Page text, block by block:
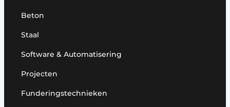
Beton
Staal
Software & Automatisering
Projecten
Funderingstechnieken